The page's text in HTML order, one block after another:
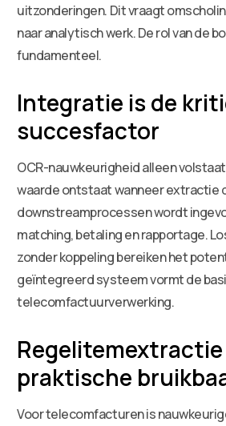
uitzonderingen. Dit vraagt
naar analytisch werk. De rol van de
fundamenteel.
Integratie is de
succesfactor
OCR-nauwkeurigheid alleen
waarde ontstaat wanneer extractie
downstreamprocessen wordt
matching, betaling en rapportage.
zonder koppeling bereiken het
geïntegreerd systeem vormt de
telecomfactuurverwerking.
praktische
Voor telecomfacturen is